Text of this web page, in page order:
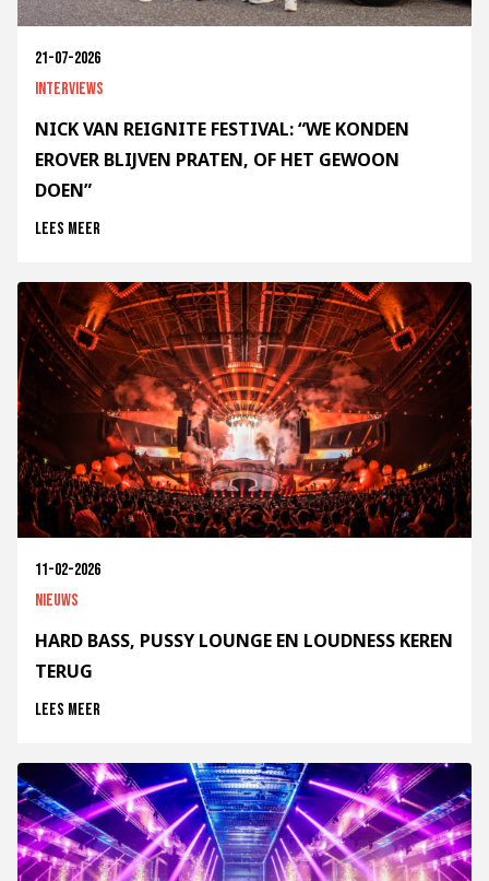
21-07-2026
Interviews
NICK VAN REIGNITE FESTIVAL: “WE KONDEN
EROVER BLIJVEN PRATEN, OF HET GEWOON
DOEN”
Lees meer
11-02-2026
Nieuws
HARD BASS, PUSSY LOUNGE EN LOUDNESS KEREN
TERUG
Lees meer